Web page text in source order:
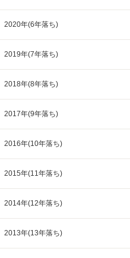
2020年(6年落ち)
2019年(7年落ち)
2018年(8年落ち)
2017年(9年落ち)
2016年(10年落ち)
2015年(11年落ち)
2014年(12年落ち)
2013年(13年落ち)